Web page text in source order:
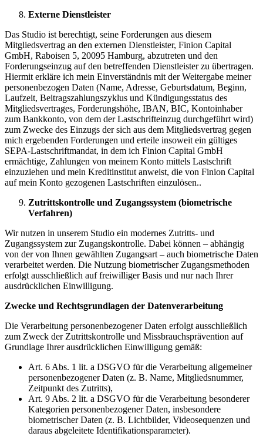
Externe Dienstleister
Das Studio ist berechtigt, seine Forderungen aus diesem
Mitgliedsvertrag an den externen Dienstleister, Finion Capital
GmbH, Raboisen 5, 20095 Hamburg, abzutreten und den
Forderungseinzug auf den betreffenden Dienstleister zu übertragen.
Hiermit erkläre ich mein Einverständnis mit der Weitergabe meiner
personenbezogen Daten (Name, Adresse, Geburtsdatum, Beginn,
Laufzeit, Beitragszahlungszyklus und Kündigungsstatus des
Mitgliedsvertrages, Forderungshöhe, IBAN, BIC, Kontoinhaber
zum Bankkonto, von dem der Lastschrifteinzug durchgeführt wird)
zum Zwecke des Einzugs der sich aus dem Mitgliedsvertrag gegen
mich ergebenden Forderungen und erteile insoweit ein gültiges
SEPA-Lastschriftmandat, in dem ich Finion Capital GmbH
ermächtige, Zahlungen von meinem Konto mittels Lastschrift
einzuziehen und mein Kreditinstitut anweist, die von Finion Capital
auf mein Konto gezogenen Lastschriften einzulösen..
Zutrittskontrolle und Zugangssystem (biometrische
Verfahren)
Wir nutzen in unserem Studio ein modernes Zutritts- und
Zugangssystem zur Zugangskontrolle. Dabei können – abhängig
von der von Ihnen gewählten Zugangsart – auch biometrische Daten
verarbeitet werden. Die Nutzung biometrischer Zugangsmethoden
erfolgt ausschließlich auf freiwilliger Basis und nur nach Ihrer
ausdrücklichen Einwilligung.
Zwecke und Rechtsgrundlagen der Datenverarbeitung
Die Verarbeitung personenbezogener Daten erfolgt ausschließlich
zum Zweck der Zutrittskontrolle und Missbrauchsprävention auf
Grundlage Ihrer ausdrücklichen Einwilligung gemäß:
Art. 6 Abs. 1 lit. a DSGVO für die Verarbeitung allgemeiner
personenbezogener Daten (z. B. Name, Mitgliedsnummer,
Zeitpunkt des Zutritts),
Art. 9 Abs. 2 lit. a DSGVO für die Verarbeitung besonderer
Kategorien personenbezogener Daten, insbesondere
biometrischer Daten (z. B. Lichtbilder, Videosequenzen und
daraus abgeleitete Identifikationsparameter).